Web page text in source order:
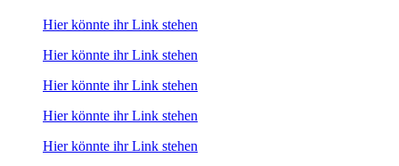
Hier könnte ihr Link stehen
Hier könnte ihr Link stehen
Hier könnte ihr Link stehen
Hier könnte ihr Link stehen
Hier könnte ihr Link stehen